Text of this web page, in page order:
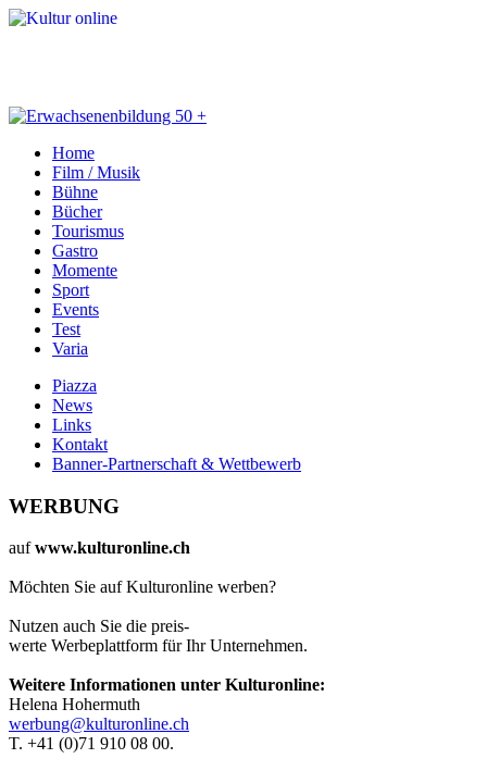
Home
Film / Musik
Bühne
Bücher
Tourismus
Gastro
Momente
Sport
Events
Test
Varia
Piazza
News
Links
Kontakt
Banner-Partnerschaft & Wettbewerb
WERBUNG
aufwww.kulturonline.ch
Möchten Sie auf Kulturonline werben?
Nutzen auch Sie die preis-
werte Werbeplattform für Ihr Unternehmen.
Weitere Informationen unter Kulturonline:
Helena Hohermuth
werbung@kulturonline.ch
T. +41 (0)71 910 08 00.